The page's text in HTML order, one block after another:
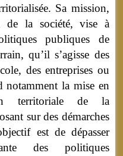
Sa mission,
de la société, vise à
publiques de
qu’il s’agisse des
des entreprises ou
notamment la mise en
territoriale de la
sur des démarches
est de dépasser
des politiques